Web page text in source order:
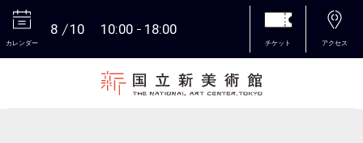
カレンダー
8 10 10:00 18:00
チケット アクセス